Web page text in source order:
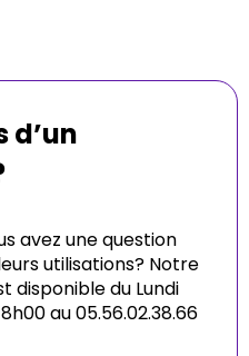
d’un
avez une question
utilisations? Notre
disponible du Lundi
au 05.56.02.38.66